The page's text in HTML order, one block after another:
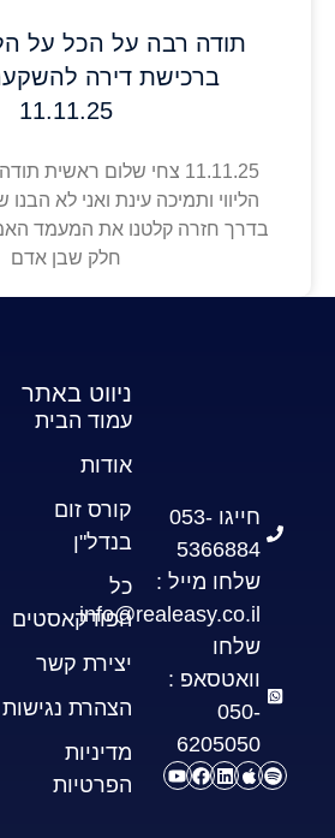
תודה רבה על הכל על
ברכישת דירה
11.11.25
11.11.25 צחי שלום ראשית
הליווי ותמיכה עינת ואני לא
בדרך חזרה קלטנו את המעמד
חלק שבן אדם
חייגו 053-
5366884
שלחו מייל :
info@realeasy.co.il
שלחו
וואטסאפ :
050-
6205050
ניווט באתר
עמוד הבית
אודות
קורס זום
בנדל"ן
כל
הפודקאסטים
יצירת קשר
הצהרת נגישות
מדיניות
הפרטיות